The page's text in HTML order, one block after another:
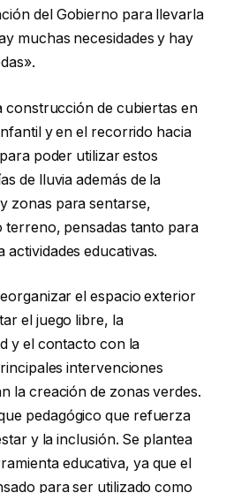
del Gobierno para llevarla
muchas necesidades y hay
construcción de cubiertas en
y en el recorrido hacia
poder utilizar estos
de lluvia además de la
zonas para sentarse,
terreno, pensadas tanto para
actividades educativas.
el espacio exterior
el juego libre, la
y el contacto con la
intervenciones
la creación de zonas verdes.
pedagógico que refuerza
y la inclusión. Se plantea
educativa, ya que el
para ser utilizado como